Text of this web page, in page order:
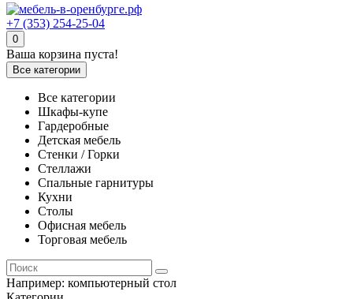
+7 (353) 254-25-04
0
Ваша корзина пуста!
Все категории
Все категории
Шкафы-купе
Гардеробные
Детская мебель
Стенки / Горки
Стеллажи
Спальные гарнитуры
Кухни
Столы
Офисная мебель
Торговая мебель
Например: компьютерный стол